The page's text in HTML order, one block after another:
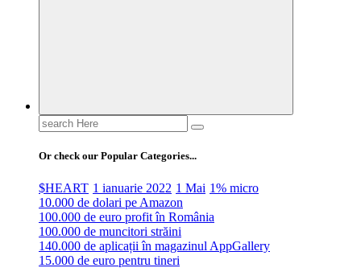
Search
for:
Or check our Popular Categories...
$HEART 1 ianuarie 2022 1 Mai 1% micro
10.000 de dolari pe Amazon
100.000 de euro profit în România
100.000 de muncitori străini
140.000 de aplicații în magazinul AppGallery
15.000 de euro pentru tineri